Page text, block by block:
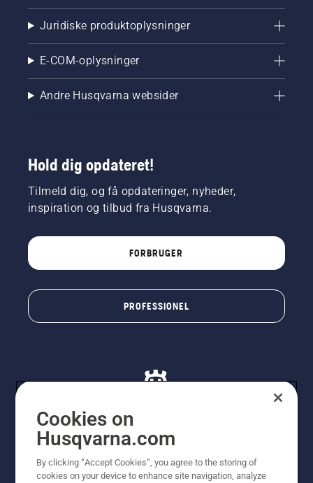
Juridiske produktoplysninger
E-COM-oplysninger
Andre Husqvarna websider
Hold dig opdateret!
Tilmeld dig, og få opdateringer, nyheder,
inspiration og tilbud fra Husqvarna.
FORBRUGER
PROFESSIONEL
viste priser er vejledende udsalgspriser. Der tages
Cookies on
Husqvarna.com
By clicking “Accept Cookies”, you agree to the storing of
cookies on your device to enhance site navigation, analyze